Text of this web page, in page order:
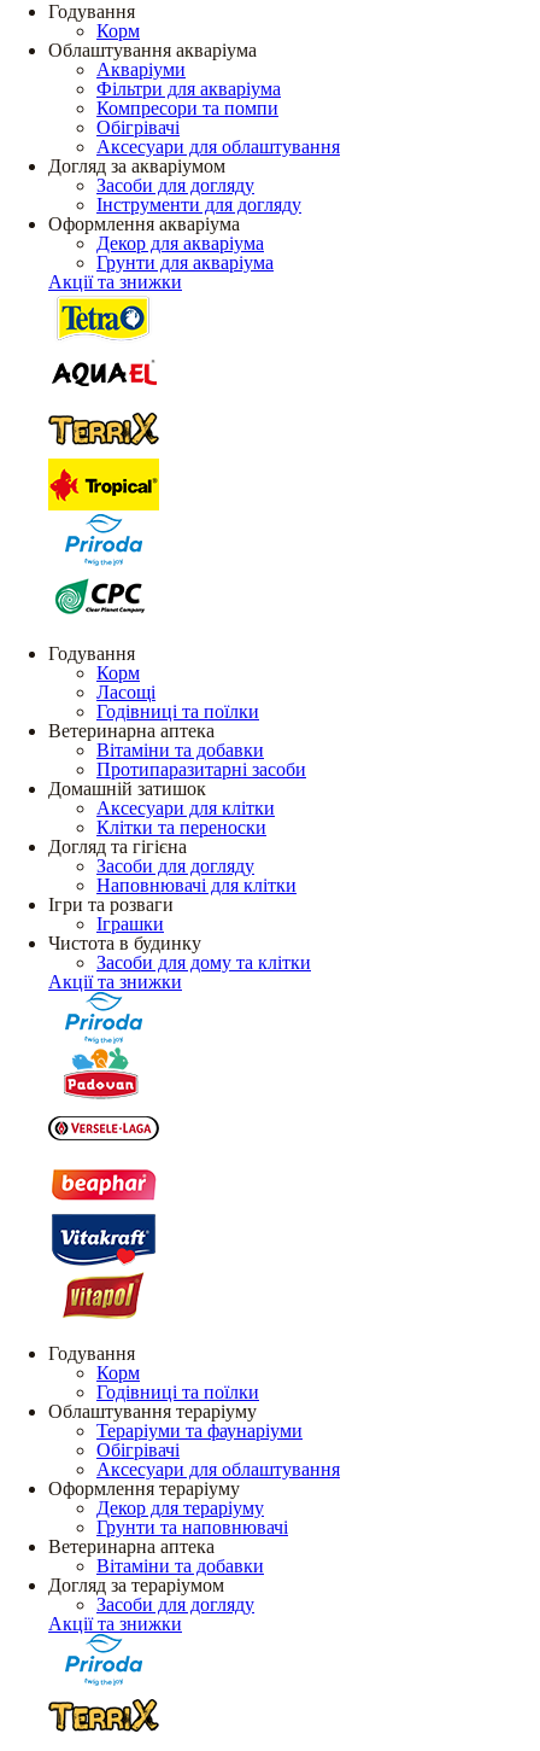
Годування
Корм
Облаштування акваріума
Акваріуми
Фільтри для акваріума
Компресори та помпи
Обігрівачі
Аксесуари для облаштування
Догляд за акваріумом
Засоби для догляду
Інструменти для догляду
Оформлення акваріума
Декор для акваріума
Грунти для акваріума
Акції та знижки
Годування
Корм
Ласощі
Годівниці та поїлки
Ветеринарна аптека
Вітаміни та добавки
Протипаразитарні засоби
Домашній затишок
Аксесуари для клітки
Клітки та переноски
Догляд та гігієна
Засоби для догляду
Наповнювачі для клітки
Ігри та розваги
Іграшки
Чистота в будинку
Засоби для дому та клітки
Акції та знижки
Годування
Корм
Годівниці та поїлки
Облаштування тераріуму
Тераріуми та фаунаріуми
Обігрівачі
Аксесуари для облаштування
Оформлення тераріуму
Декор для тераріуму
Грунти та наповнювачі
Ветеринарна аптека
Вітаміни та добавки
Догляд за тераріумом
Засоби для догляду
Акції та знижки